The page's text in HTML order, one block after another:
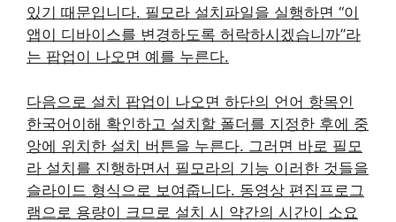
있기 때문입니다. 필모라 설치파일을 실행하면 “이
앱이 디바이스를 변경하도록 허락하시겠습니까”라
는 팝업이 나오면 예를 누른다.
다음으로 설치 팝업이 나오면 하단의 언어 항목인
한국어이해 확인하고 설치할 폴더를 지정한 후에 중
앙에 위치한 설치 버튼을 누른다. 그러면 바로 필모
라 설치를 진행하면서 필모라의 기능 이러한 것들을
슬라이드 형식으로 보여줍니다. 동영상 편집프로그
램으로 용량이 크므로 설치 시 약간의 시간이 소요